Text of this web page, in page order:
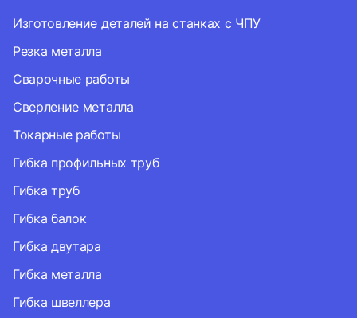
Изготовление деталей на станках с ЧПУ
Резка металла
Сварочные работы
Сверление металла
Токарные работы
Гибка профильных труб
Гибка труб
Гибка балок
Гибка двутара
Гибка металла
Гибка швеллера